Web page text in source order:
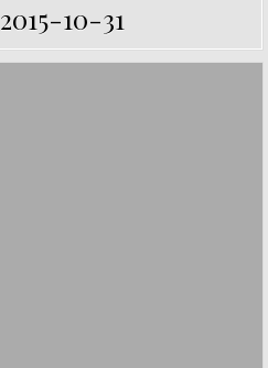
2015-10-31